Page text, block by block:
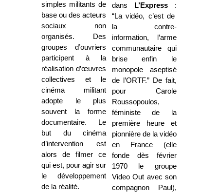
simples militants de
base ou des acteurs
sociaux non
organisés. Des
groupes d’ouvriers
participent à la
réalisation d’œuvres
collectives et le
cinéma militant
adopte le plus
souvent la forme
documentaire. Le
but du cinéma
d’intervention est
alors de filmer ce
qui est, pour agir sur
le développement
de la réalité.
dans
L’Express:
“La vidéo, c’est de
la contre-
information, l’arme
communautaire qui
brise enfin le
monopole aseptisé
de l’ORTF.” De fait,
pour Carole
Roussopoulos,
féministe de la
première heure et
pionnière de la vidéo
en France(elle
fonde dès février
1970 le groupe
Video Out avec son
compagnon Paul),